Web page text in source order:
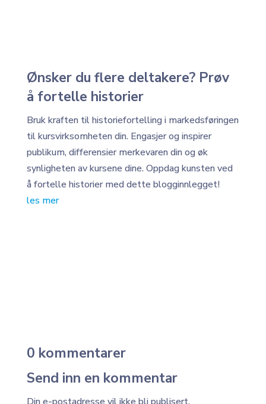
Ønsker du flere deltakere? Prøv
å fortelle historier
Bruk kraften til historiefortelling i markedsføringen
til kursvirksomheten din. Engasjer og inspirer
publikum, differensier merkevaren din og øk
synligheten av kursene dine. Oppdag kunsten ved
å fortelle historier med dette blogginnlegget!
les mer
0 kommentarer
Send inn en kommentar
Din e-postadresse vil ikke bli publisert.